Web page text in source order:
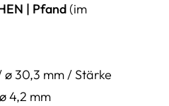
| Pfand (im
ø 30,3 mm / Stärke
4,2 mm